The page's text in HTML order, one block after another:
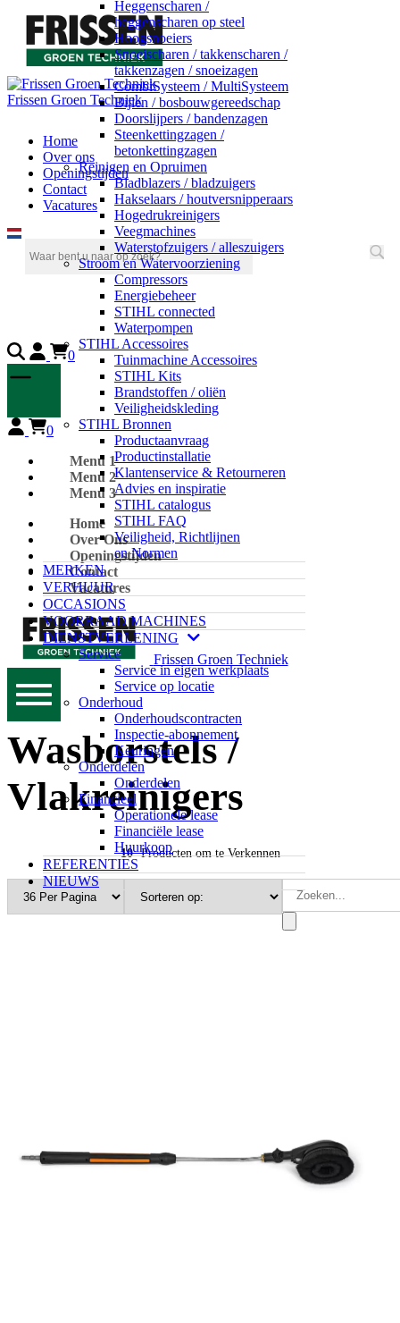
Frissen Groen Techniek
Home
Over ons
Openingstijden
Contact
Vacatures
Heggenscharen /
heggenscharen op steel
Hoogsnoeiers
Snoeischaren / takkenscharen /
takkenzagen / snoeizagen
CombiSysteem / MultiSysteem
Bijlen / bosbouwgereedschap
Doorslijpers / bandenzagen
Steenkettingzagen /
betonkettingzagen
Reinigen en Opruimen
Bladblazers / bladzuigers
Hakselaars / houtversnipperaars
Hogedrukreinigers
Veegmachines
Waterstofzuigers / alleszuigers
Stroom en Watervoorziening
Compressors
Energiebeheer
STIHL connected
Waterpompen
STIHL Accessoires
Tuinmachine Accessoires
STIHL Kits
Brandstoffen / oliën
Veiligheidskleding
STIHL Bronnen
Productaanvraag
Productinstallatie
Klantenservice & Retourneren
Advies en inspiratie
STIHL catalogus
STIHL FAQ
Veiligheid, Richtlijnen
en Normen
MERKEN
VERHUUR
OCCASIONS
VOORRAAD MACHINES
DIENSTVERLENING
Service
Service in eigen werkplaats
Service op locatie
Onderhoud
Onderhoudscontracten
Inspectie-abonnement
Keuringen
Onderdelen
Onderdelen
Financieel
Operationele lease
Financiële lease
Huurkoop
REFERENTIES
NIEUWS
0
0
Menu 1
Menu 2
Menu 3
Home
Over Ons
Openingstijden
Contact
Vacatures
Frissen Groen Techniek
Wasborstels /
Vlakreinigers
10 Producten om te Verkennen